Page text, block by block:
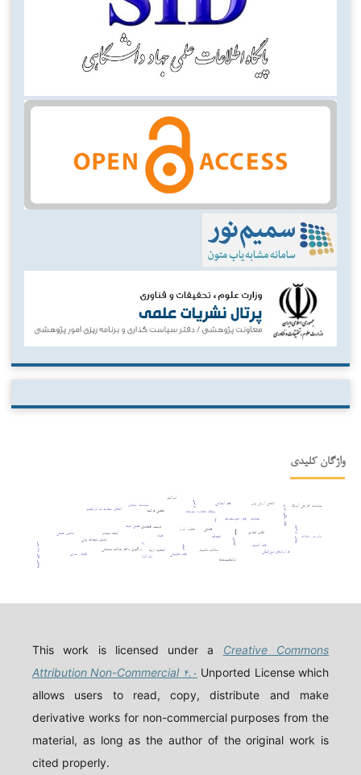
واژگان کلیدی
ثبات سیاسی
فساد
ریسک مصادره سرمایه
ثبوت تعهدات
حقوق فرانسه
تقلب تجاری
قراردادهای بین‌المللی اتحادیه اروپا
نظام بانکی ایران
ولد الزنا
مذهب حنفی
فقه تطبیقی
اوانجلیست‌ها
سیاست خارجی آمریکا
انتقال سفارت به اورشلیم
پیمان ابراهیم
افترقی سازی
دادرسی عادلانه
چالش های دادرسی اتانازی